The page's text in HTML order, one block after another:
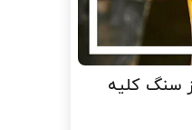
سنگ کلیه